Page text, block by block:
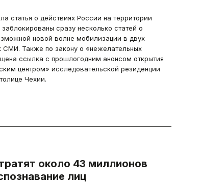
статья о действиях России на территории
сразу несколько статей о
новой волне мобилизации в двух
СМИ. Также по закону о «нежелательных
ссылка с прошлогодним анонсом открытия
центром» исследовательской резиденции
Чехии.
около 43 миллионов
лиц